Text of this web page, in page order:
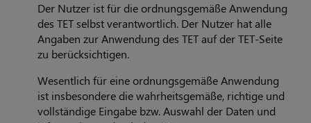
Der Nutzer ist für die ordnungsgemäße Anwendung
des TET selbst verantwortlich. Der Nutzer hat alle
Angaben zur Anwendung des TET auf der TET-Seite
zu berücksichtigen.
Wesentlich für eine ordnungsgemäße Anwendung
ist insbesondere die wahrheitsgemäße, richtige und
vollständige Eingabe bzw. Auswahl der Daten und